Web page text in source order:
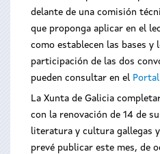
delante de una comisión
que proponga aplicar en el
como establecen las bases y
participación de las dos
pueden consultar en el
La Xunta de Galicia
con la renovación de 14 de
literatura y cultura gallegas
prevé publicar este mes, de